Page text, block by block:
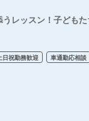
レッスン！子ども
日祝勤務歓迎 車通勤応相談